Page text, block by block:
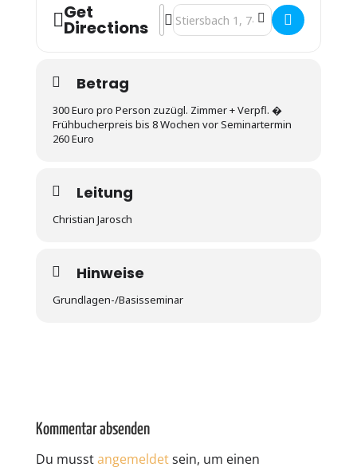
Get
Directions
Address - M2 - Mit Freude Mann-
Destination Address - M2 - Mit
Betrag
300 Euro pro Person zuzügl. Zimmer + Verpfl. �
Frühbucherpreis bis 8 Wochen vor Seminartermin
260 Euro
Leitung
Christian Jarosch
Hinweise
Grundlagen-/Basisseminar
Kommentar absenden
Du musstangemeldetsein, um einen